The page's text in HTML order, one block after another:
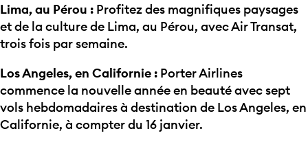
Lima, au Pérou : Profitez des magnifiques paysages
et de la culture de Lima, au Pérou, avec Air Transat,
trois fois par semaine.
Los Angeles, en Californie : Porter Airlines
commence la nouvelle année en beauté avec sept
vols hebdomadaires à destination de Los Angeles, en
Californie, à compter du 16 janvier.